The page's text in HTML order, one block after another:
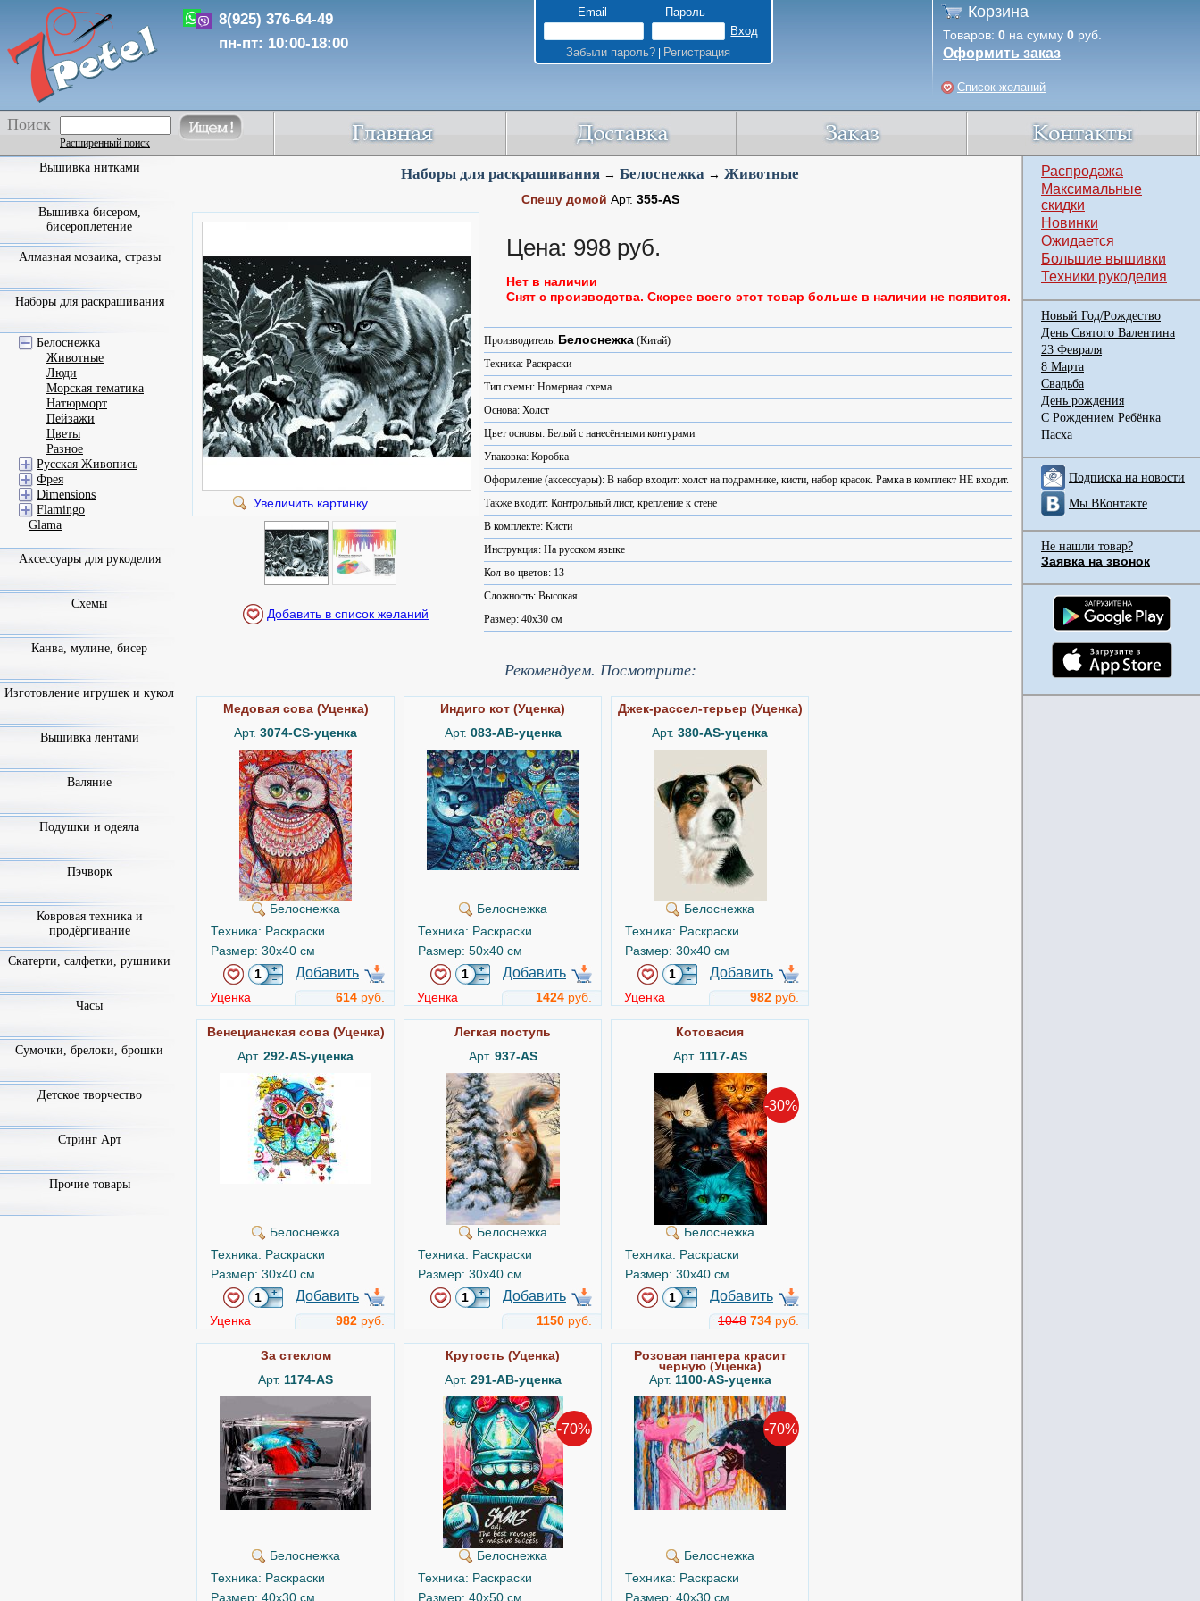
8(925) 376-64-49
пн-пт: 10:00-18:00
Email Пароль
Забыли пароль?| Регистрация
Корзина
Товаров: 0 на сумму 0 руб.
Оформить заказ
Список желаний
Поиск
Расширенный поиск
Наборы для раскрашивания → Белоснежка → Животные
Спешу домой Арт. 355-AS
Увеличить картинку
Цена: 998 руб.
Нет в наличии
Снят с производства. Скорее всего этот товар больше в наличии не появится.
Производитель: Белоснежка (Китай)
Техника: Раскраски
Тип схемы: Номерная схема
Основа: Холст
Цвет основы: Белый с нанесёнными контурами
Упаковка: Коробка
Оформление (аксессуары): В набор входит: холст на подрамнике, кисти, набор красок. Рамка в комплект НЕ входит.
Также входит: Контрольный лист, крепление к стене
В комплекте: Кисти
Инструкция: На русском языке
Кол-во цветов: 13
Сложность: Высокая
Размер: 40x30 см
Рекомендуем. Посмотрите:
Медовая сова (Уценка)
Арт. 3074-CS-уценка
Белоснежка
Техника: Раскраски
Размер: 30x40 см
Добавить
Уценка 614 руб.
Индиго кот (Уценка)
Арт. 083-AB-уценка
Белоснежка
Техника: Раскраски
Размер: 50x40 см
Добавить
Уценка 1424 руб.
Джек-рассел-терьер (Уценка)
Арт. 380-AS-уценка
Белоснежка
Техника: Раскраски
Размер: 30x40 см
Добавить
Уценка 982 руб.
Венецианская сова (Уценка)
Арт. 292-AS-уценка
Белоснежка
Техника: Раскраски
Размер: 30x40 см
Добавить
Уценка 982 руб.
Легкая поступь
Арт. 937-AS
Белоснежка
Техника: Раскраски
Размер: 30x40 см
Добавить
1150 руб.
Котовасия
Арт. 1117-AS
-30%
Белоснежка
Техника: Раскраски
Размер: 30x40 см
Добавить
1048 734 руб.
За стеклом
Арт. 1174-AS
Белоснежка
Техника: Раскраски
Размер: 40x30 см
Крутость (Уценка)
Арт. 291-AB-уценка
-70%
Белоснежка
Техника: Раскраски
Размер: 40x50 см
Розовая пантера красит
черную (Уценка)
Арт. 1100-AS-уценка
-70%
Белоснежка
Техника: Раскраски
Размер: 40x30 см
Вышивка нитками
Вышивка бисером,
бисероплетение
Алмазная мозаика, стразы
Наборы для раскрашивания
Белоснежка
Животные
Люди
Морская тематика
Натюрморт
Пейзажи
Цветы
Разное
Русская Живопись
Фрея
Dimensions
Flamingo
Glama
Аксессуары для рукоделия
Схемы
Канва, мулине, бисер
Изготовление игрушек и кукол
Вышивка лентами
Валяние
Подушки и одеяла
Пэчворк
Ковровая техника и
продёргивание
Скатерти, салфетки, рушники
Часы
Сумочки, брелоки, брошки
Детское творчество
Стринг Арт
Прочие товары
Распродажа
Максимальные
скидки
Новинки
Ожидается
Большие вышивки
Техники рукоделия
Новый Год/Рождество
День Святого Валентина
23 Февраля
8 Марта
Свадьба
День рождения
С Рождением Ребёнка
Пасха
Подписка на новости
Мы ВКонтакте
Не нашли товар?
Заявка на звонок